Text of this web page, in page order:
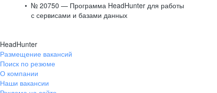
№ 20750 — Программа HeadHunter для работы
с сервисами и базами данных
HeadHunter
Размещение вакансий
Поиск по резюме
О компании
Наши вакансии